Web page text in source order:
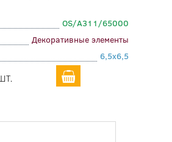
OS/A311/65000
Декоративные элементы
6,5x6,5